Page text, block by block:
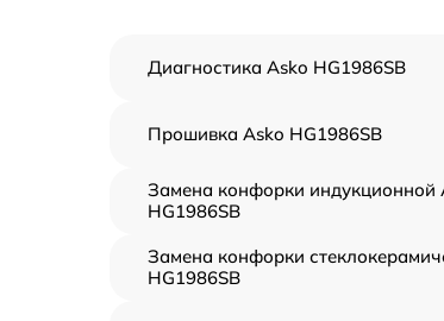
Диагностика Asko HG1986SB
Прошивка Asko HG1986SB
Замена конфорки индукционной
HG1986SB
Замена конфорки
HG1986SB